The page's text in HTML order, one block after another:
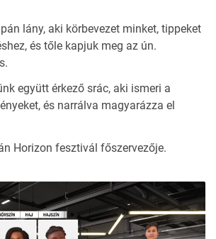
lány, aki körbevezet minket, tippeket
és tőle kapjuk meg az ún.
együtt érkező srác, aki ismeri a
és narrálva magyarázza el
Horizon fesztivál főszervezője.